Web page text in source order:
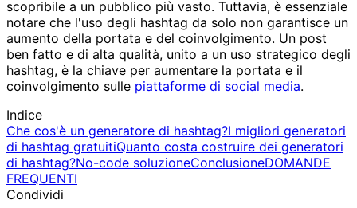
scopribile a un pubblico più vasto. Tuttavia, è essenziale
notare che l'uso degli hashtag da solo non garantisce un
aumento della portata e del coinvolgimento. Un post
ben fatto e di alta qualità, unito a un uso strategico degli
hashtag, è la chiave per aumentare la portata e il
coinvolgimento sulle piattaforme di social media.
Indice
Che cos'è un generatore di hashtag?I migliori generatori
di hashtag gratuitiQuanto costa costruire dei generatori
di hashtag?No-code soluzioneConclusioneDOMANDE
FREQUENTI
Condividi